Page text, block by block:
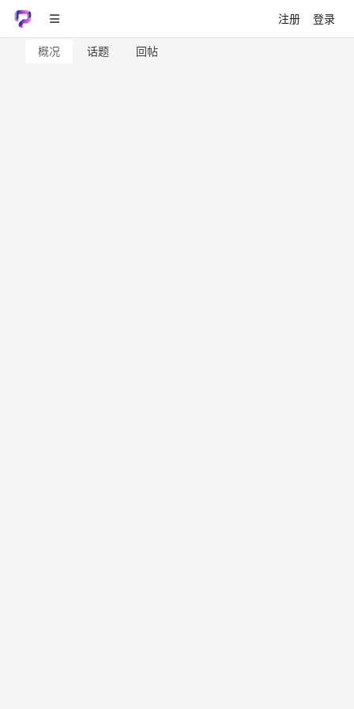
注册 登录
概况 话题 回帖